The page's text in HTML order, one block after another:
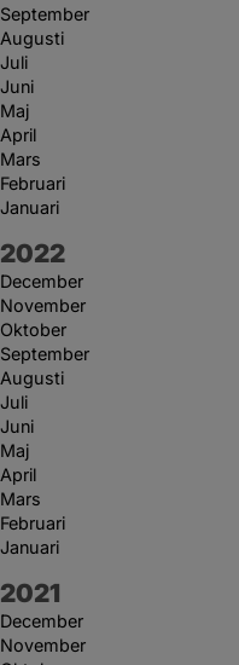
September
Augusti
Juli
Juni
Maj
April
Mars
Februari
Januari
År:
2022
December
November
Oktober
September
Augusti
Juli
Juni
Maj
April
Mars
Februari
Januari
År:
2021
December
November